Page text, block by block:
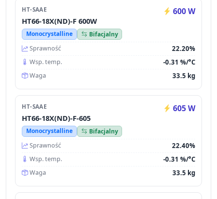
HT-SAAE 600 W
HT66-18X(ND)-F 600W
Monocrystalline
Bifacjalny
Sprawność
22.20%
Wsp. temp. -0.31 %/°C
Waga 33.5 kg
HT-SAAE 605 W
HT66-18X(ND)-F-605
Monocrystalline
Bifacjalny
Sprawność
22.40%
Wsp. temp. -0.31 %/°C
Waga 33.5 kg